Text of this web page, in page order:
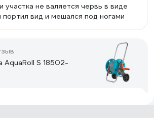
участка не валяется червь в виде
портил вид и мешался под ногами
AquaRoll S 18502-